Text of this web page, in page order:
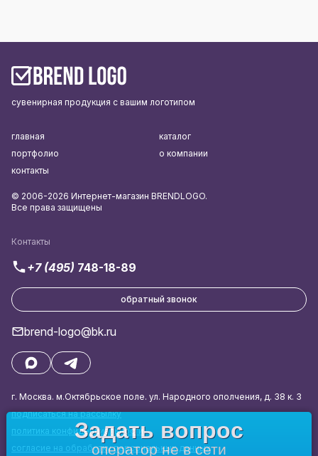
сувенирная продукция с вашим логотипом
Контакты
+7 (495) 748-18-89
обратный звонок
brend-logo@bk.ru
г. Москва. м.Октябрьское поле. ул. Народного ополчения, д. 38 к. 3
подписаться на рассылку
политика конфиденциальности
согласие на обработку персональных данных
главная
каталог
портфолио
о компании
контакты
© 2006-2026 Интернет-магазин BRENDLOGO.
Все права защищены
Задать вопрос
оператор не в сети